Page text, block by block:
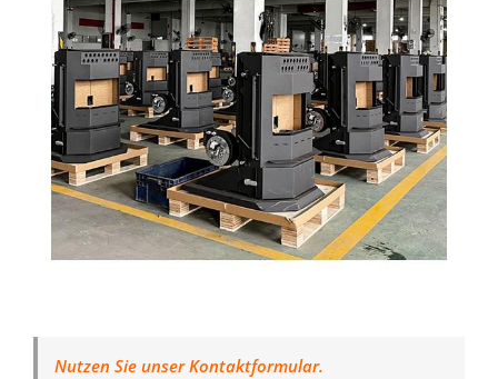
Nutzen Sie unser Kontaktformular.